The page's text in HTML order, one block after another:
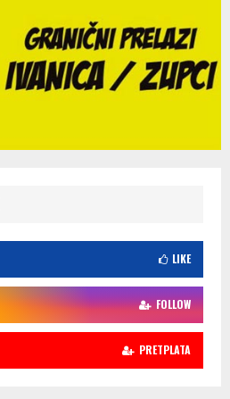
LIKE
FOLLOW
PRETPLATA